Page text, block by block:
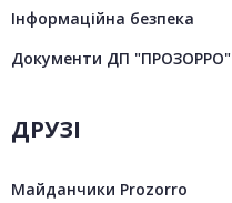
Інформаційна безпека
Документи ДП "ПРОЗОРРО"
ДРУЗІ
Майданчики Prozorro